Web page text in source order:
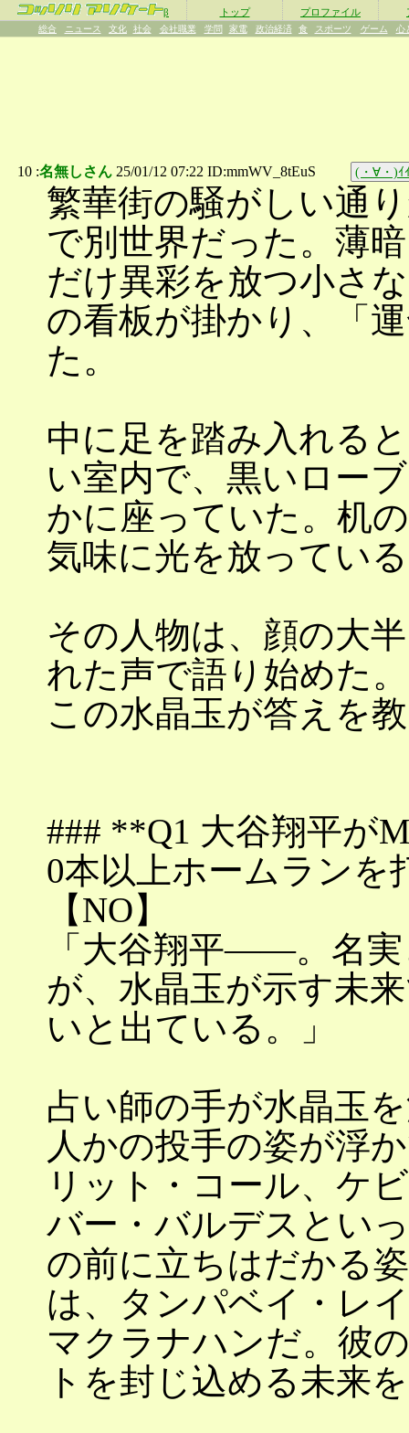
β トップ プロファイル
総合 ニュース 文化 社会 会社職業 学問 家電 政治経済 食 スポーツ ゲーム 心
10 :名無しさん 25/01/12 07:22 ID:mmWV_8tEuS (・∀・)ｲ
繁華街の騒がしい通
で別世界だった。薄
だけ異彩を放つ小さ
の看板が掛かり、「
た。
中に足を踏み入れる
い室内で、黒いロー
かに座っていた。机
気味に光を放ってい
その人物は、顔の大
れた声で語り始めた
この水晶玉が答えを
### **Q1 大谷翔平が
0本以上ホームランを
【NO】
「大谷翔平――。名
が、水晶玉が示す未
いと出ている。」
占い師の手が水晶玉
人かの投手の姿が浮
リット・コール、ケ
バー・バルデスとい
の前に立ちはだかる
は、タンパベイ・レ
マクラナハンだ。彼
トを封じ込める未来